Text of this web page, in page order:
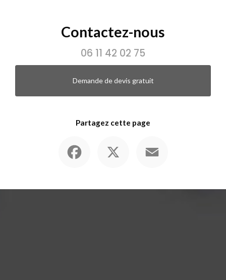
Contactez-nous
06 11 42 02 75
Demande de devis gratuit
Partagez cette page